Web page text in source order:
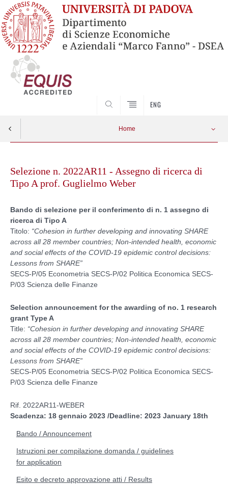
ENG
Home
contentSelezione n. 2022AR11 - Assegno di ricerca di
Tipo A prof. Guglielmo Weber
Bando di selezione per il conferimento di n. 1 assegno di
ricerca di Tipo A
Titolo: “Cohesion in further developing and innovating SHARE
across all 28 member countries; Non-intended health, economic
and social effects of the COVID-19 epidemic control decisions:
Lessons from SHARE”
SECS-P/05 Econometria SECS-P/02 Politica Economica SECS-
P/03 Scienza delle Finanze
Selection announcement for the awarding of no. 1 research
grant Type A
Title: “Cohesion in further developing and innovating SHARE
across all 28 member countries; Non-intended health, economic
and social effects of the COVID-19 epidemic control decisions:
Lessons from SHARE”
SECS-P/05 Econometria SECS-P/02 Politica Economica SECS-
P/03 Scienza delle Finanze
Rif. 2022AR11-WEBER
Scadenza: 18 gennaio 2023 /Deadline: 2023 January 18th
Bando / Announcement
Istruzioni per compilazione domanda / guidelines
for application
Esito e decreto approvazione atti / Results